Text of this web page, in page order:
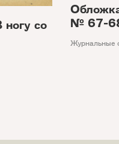
№ 67-
Журнальные
со